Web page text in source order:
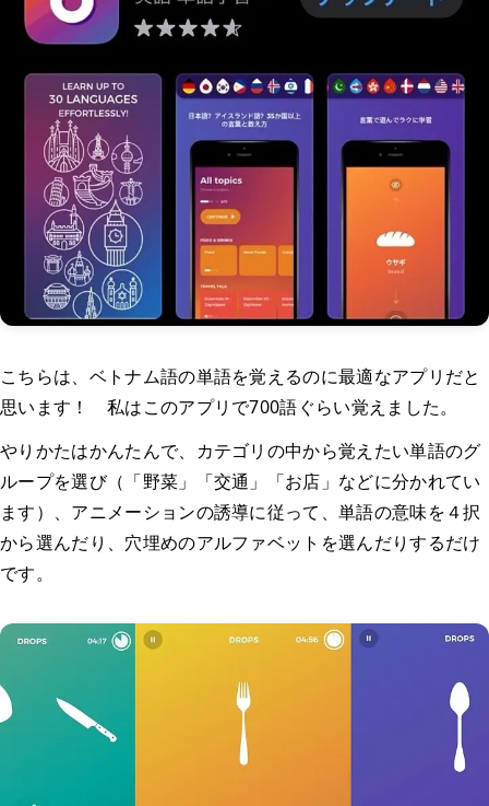
こちらは、ベトナム語の単語を覚えるのに最適なアプリだと
思います！ 私はこのアプリで700語ぐらい覚えました。
やりかたはかんたんで、カテゴリの中から覚えたい単語のグ
ループを選び（「野菜」「交通」「お店」などに分かれてい
ます）、アニメーションの誘導に従って、単語の意味を４択
から選んだり、穴埋めのアルファベットを選んだりするだけ
です。